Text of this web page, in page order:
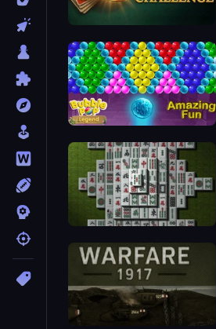
Bubble Pop Legend
Mahjong 3D Classic
Warfare 1917